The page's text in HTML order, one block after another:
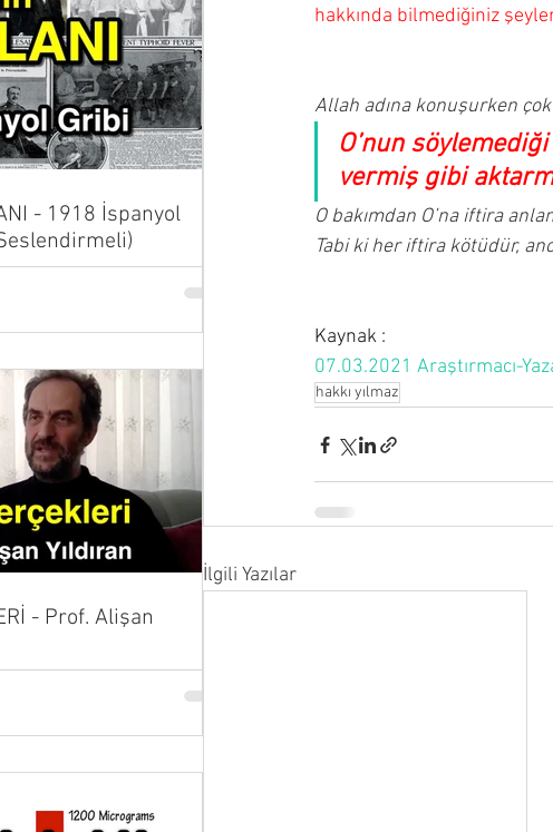
hakkında bilmediğiniz
Allah adına konuşurken
O’nun
vermiş gibi
O bakımdan O’na iftira
Tabi ki her iftira kötüdür,
Kaynak :
07.03.2021 Araştırmacı-
hakkı yılmaz
İlgili Yazılar
- 1918 İspanyol
- Prof. Alişan